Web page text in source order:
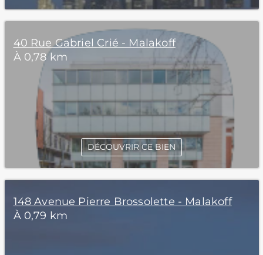
40 Rue Gabriel Crié - Malakoff
À 0,78 km
DÉCOUVRIR CE BIEN
148 Avenue Pierre Brossolette - Malakoff
À 0,79 km